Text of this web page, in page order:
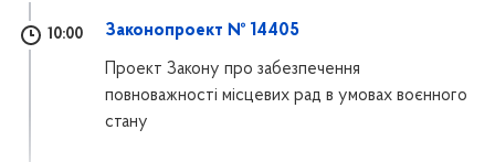
10:00 Законопроект № 14405
Проект Закону про забезпечення
повноважності місцевих рад в умовах воєнного
стану